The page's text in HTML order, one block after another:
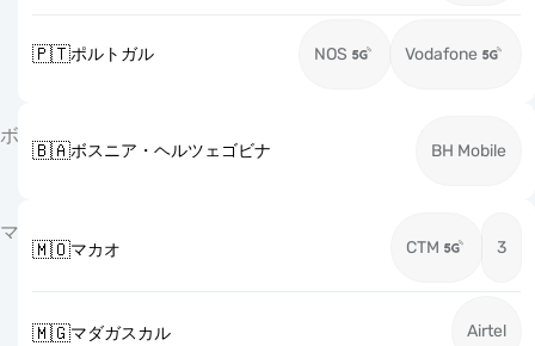
🇵🇹ポルトガル NOS Vodafone
ボ
🇧🇦ボスニア・ヘルツェゴビナ BH Mobile
マ
🇲🇴マカオ CTM 3
🇲🇬マダガスカル Airtel